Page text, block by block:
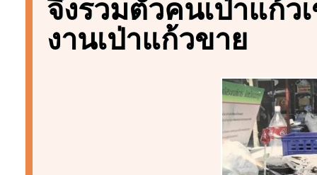
จึงรวมตัวคนเป่าแก้
งานเป่าแก้วขาย